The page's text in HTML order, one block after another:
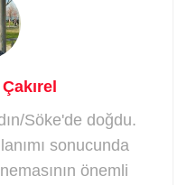
Söke'de doğdu.
sonucunda
önemli